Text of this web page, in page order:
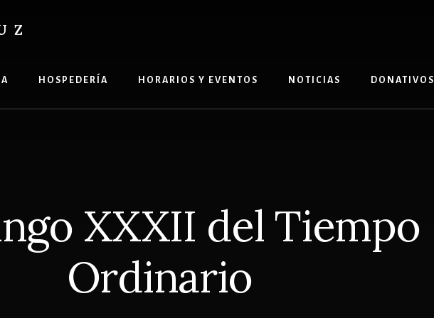
HOSPEDERÍA HORARIOS Y EVENTOS NOTICIAS DONATIVOS
XXXII del Tiempo
Ordinario